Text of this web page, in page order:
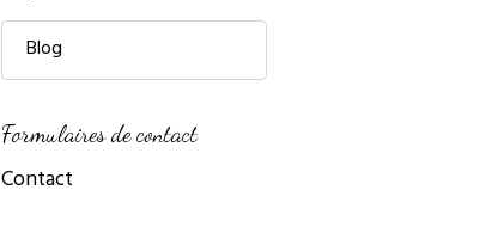
Blog
Formulaires de contact
Contact